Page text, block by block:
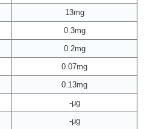
13mg
0.3mg
0.2mg
0.07mg
0.13mg
-μg
-μg